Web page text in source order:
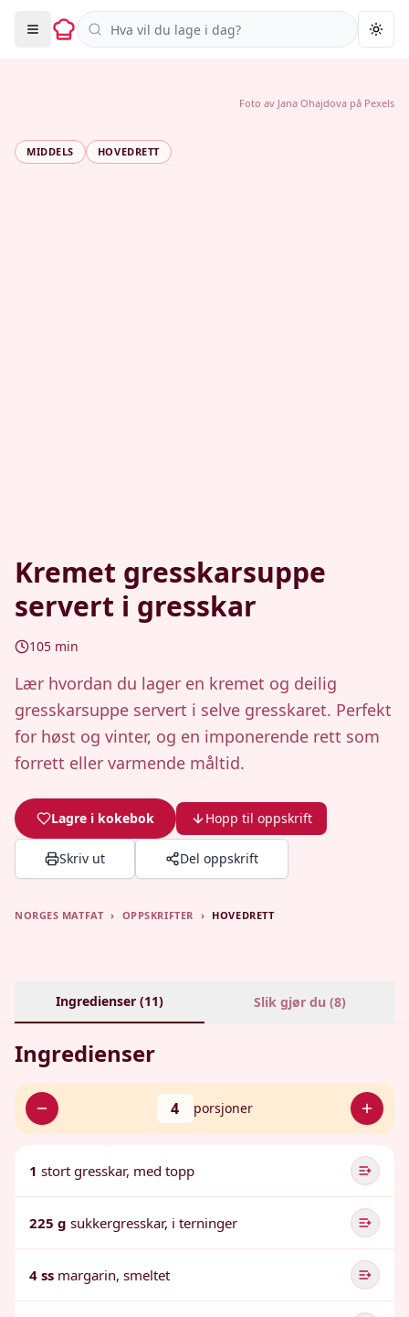
Søk i oppskrifter
MIDDELS HOVEDRETT
Kremet gresskarsuppe
servert i gresskar
105 min
Lær hvordan du lager en kremet og deilig
gresskarsuppe servert i selve gresskaret. Perfekt
for høst og vinter, og en imponerende rett som
forrett eller varmende måltid.
Lagre i kokebok Hopp til oppskrift
Skriv ut Del oppskrift
Foto av Jana Ohajdova på Pexels
NORGES MATFAT › OPPSKRIFTER › HOVEDRETT
Ingredienser (11) Slik gjør du (8)
Ingredienser
4 porsjoner
1 stort gresskar, med topp
225 g sukkergresskar, i terninger
4 ss margarin, smeltet